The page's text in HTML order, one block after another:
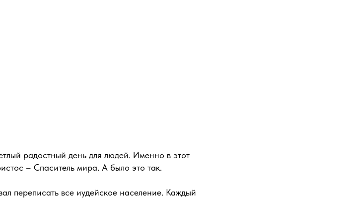
радостный день для людей. Именно в этот
– Спаситель мира. А было это так.
переписать все иудейское население. Каждый